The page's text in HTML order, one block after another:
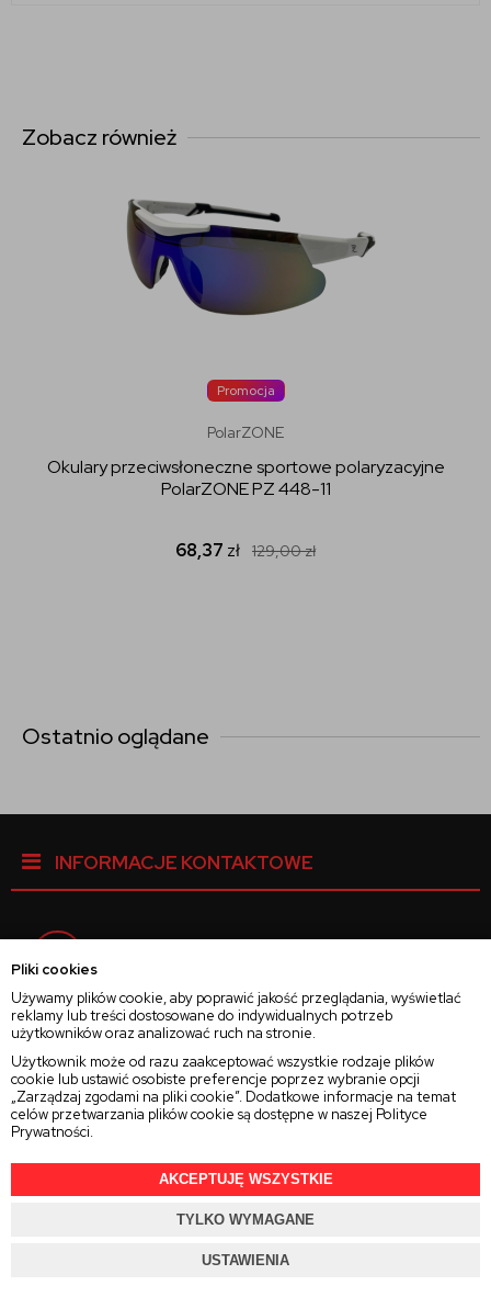
Pliki cookies
Używamy plików cookie, aby poprawić jakość przeglądania, wyświetlać
reklamy lub treści dostosowane do indywidualnych potrzeb
użytkowników oraz analizować ruch na stronie.
Użytkownik może od razu zaakceptować wszystkie rodzaje plików
cookie lub ustawić osobiste preferencje poprzez wybranie opcji
„Zarządzaj zgodami na pliki cookie”. Dodatkowe informacje na temat
celów przetwarzania plików cookie są dostępne w naszej Polityce
Prywatności.
AKCEPTUJĘ WSZYSTKIE
TYLKO WYMAGANE
USTAWIENIA
Zobacz również
Promocja
PolarZONE
Okulary przeciwsłoneczne sportowe polaryzacyjne
PolarZONE PZ 448-11
68,37 zł 129,00zł
Ostatnio oglądane
INFORMACJE KONTAKTOWE
Instagram
Twitter
2025 © Wszelkie Prawa ZastrzeżoneRajsoczewek.pl